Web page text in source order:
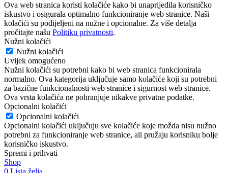
Ova web stranica koristi kolačiće kako bi unaprijedila korisničko
iskustvo i osigurala optimalno funkcioniranje web stranice. Naši
kolačići su podijeljeni na nužne i opcionalne. Za više detalja
pročitajte našu Politiku privatnosti.
Nužni kolačići
Nužni kolačići
Uvijek omogućeno
Nužni kolačići su potrebni kako bi web stranica funkcionirala
normalno. Ova kategorija uključuje samo kolačiće koji su potrebni
za bazične funkcionalnosti web stranice i sigurnost web stranice.
Ova vrsta kolačića ne pohranjuje nikakve privatne podatke.
Opcionalni kolačići
Opcionalni kolačići
Opcionalni kolačići uključuju sve kolačiće koje možda nisu nužno
potrebni za funkcioniranje web stranice, ali pružaju korisniku bolje
korisničko iskustvo.
Spremi i prihvati
Shop
0 Lista želja